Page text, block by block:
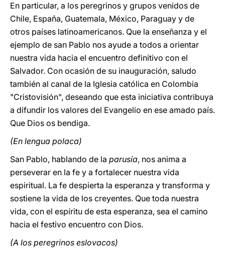
En particular, a los peregrinos y grupos venidos de
Chile, España, Guatemala, México, Paraguay y de
otros países latinoamericanos. Que la enseñanza y el
ejemplo de san Pablo nos ayude a todos a orientar
nuestra vida hacia el encuentro definitivo con el
Salvador. Con ocasión de su inauguración, saludo
también al canal de la Iglesia católica en Colombia
"Cristovisión", deseando que esta iniciativa contribuya
a difundir los valores del Evangelio en ese amado país.
Que Dios os bendiga.
(En lengua polaca)
San Pablo, hablando de la parusía, nos anima a
perseverar en la fe y a fortalecer nuestra vida
espiritual. La fe despierta la esperanza y transforma y
sostiene la vida de los creyentes. Que toda nuestra
vida, con el espíritu de esta esperanza, sea el camino
hacia el festivo encuentro con Dios.
(A los peregrinos eslovacos)